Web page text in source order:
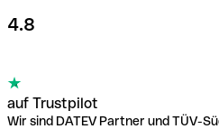
4.8
auf Trustpilot
Wir sind DATEV Partner und TÜV-